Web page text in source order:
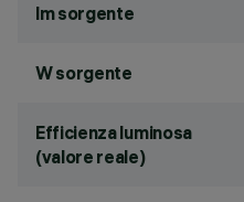
lm sorgente
W sorgente
Efficienza luminosa
(valore reale)